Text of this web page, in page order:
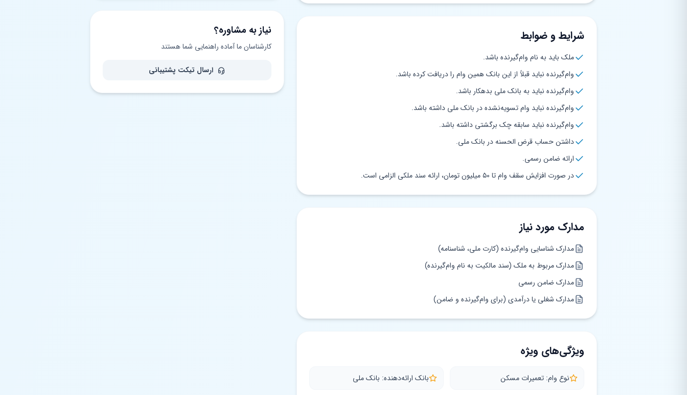
شرایط و ضوابط
ملک باید به نام وام‌گیرنده باشد.
وام‌گیرنده نباید قبلاً از این بانک همین وام را دریافت کرده باشد.
وام‌گیرنده نباید به بانک ملی بدهکار باشد.
وام‌گیرنده نباید وام تسویه‌نشده در بانک ملی داشته باشد.
وام‌گیرنده نباید سابقه چک برگشتی داشته باشد.
داشتن حساب قرض الحسنه در بانک ملی.
ارائه ضامن رسمی.
در صورت افزایش سقف وام تا ۵۰ میلیون تومان، ارائه سند ملکی الزامی است.
مدارک مورد نیاز
مدارک شناسایی وام‌گیرنده (کارت ملی، شناسنامه)
مدارک مربوط به ملک (سند مالکیت به نام وام‌گیرنده)
مدارک ضامن رسمی
مدارک شغلی یا درآمدی (برای وام‌گیرنده و ضامن)
ویژگی‌های ویژه
نوع وام: تعمیرات مسکن بانک ارائه‌دهنده: بانک ملی
نیاز به مشاوره؟
کارشناسان ما آماده راهنمایی شما هستند
ارسال تیکت پشتیبانی